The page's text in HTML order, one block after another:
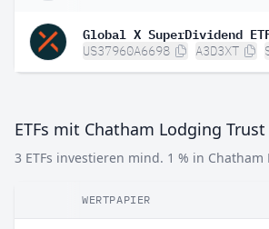
Global X SuperDividend
US37960A6698 A3D3XT
ETFs mit Chatham Lodging Trust
3 ETFs investieren mind. 1 % in Chatham
WERTPAPIER